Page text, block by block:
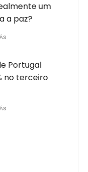
um
a paz?
Portugal
no terceiro